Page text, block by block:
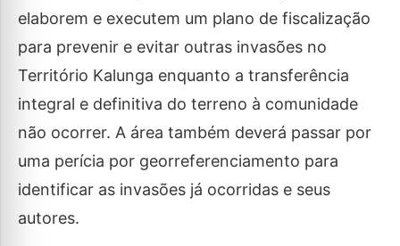
elaborem e executem um plano de fiscalização
para prevenir e evitar outras invasões no
Território Kalunga enquanto a transferência
integral e definitiva do terreno à comunidade
não ocorrer. A área também deverá passar por
uma perícia por georreferenciamento para
identificar as invasões já ocorridas e seus
autores.